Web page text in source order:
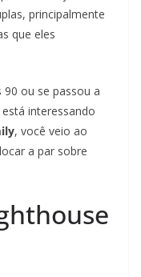
principalmente
que eles
90 ou se passou a
interessando
, você veio ao
a par sobre